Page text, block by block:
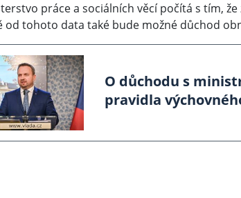
práce a sociálních věcí počítá s tím,
od tohoto data také bude možné důchod
O důchodu s
pravidla